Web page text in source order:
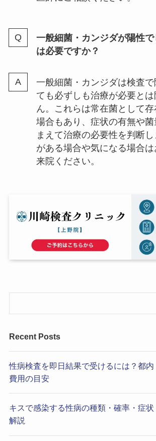
一般細菌・カンジダが陽性
は必要ですか？
一般細菌・カンジダは検査で
ても必ずしも治療が必要と
ん。これらは常在菌として
場合もあり、症状の有無や
まえて治療の必要性を判断
がある場合や気になる場合
来院ください。
Recent Posts
性病検査を即日結果で受けるには？都内
費用の目安
キスで感染する性病の種類・確率・症
解説